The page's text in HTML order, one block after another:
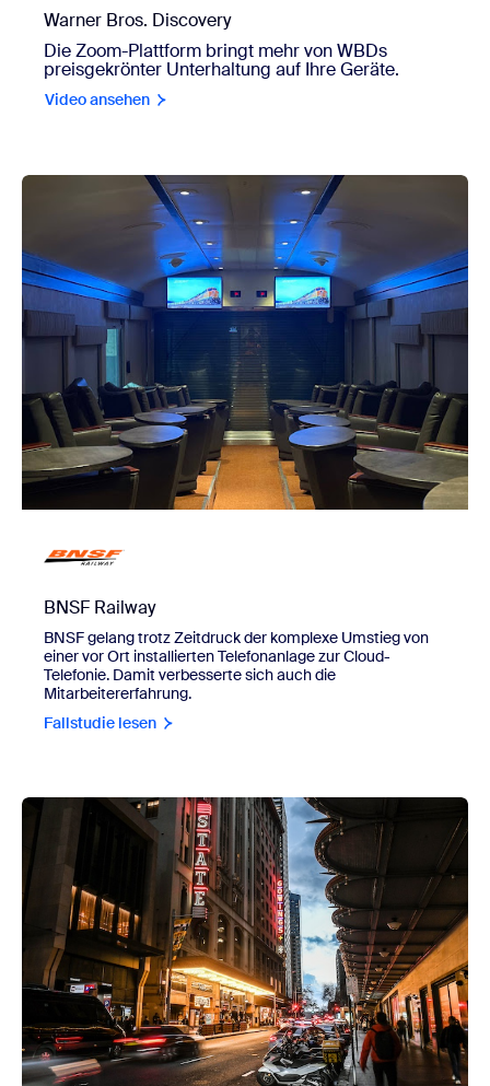
Warner Bros. Discovery
Die Zoom-Plattform bringt mehr von WBDs
preisgekrönter Unterhaltung auf Ihre Geräte.
Video ansehen
view BNSF Railway
BNSF Railway
BNSF gelang trotz Zeitdruck der komplexe Umstieg von
einer vor Ort installierten Telefonanlage zur Cloud-
Telefonie. Damit verbesserte sich auch die
Mitarbeitererfahrung.
Fallstudie lesen
view Sydney Film Festival